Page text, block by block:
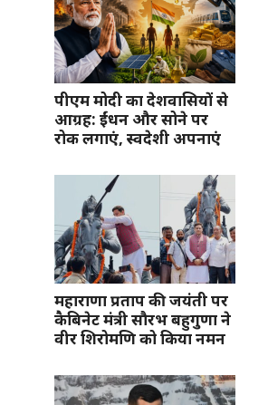
पीएम मोदी का देशवासियों से
आग्रह: ईंधन और सोने पर
रोक लगाएं, स्वदेशी अपनाएं
महाराणा प्रताप की जयंती पर
कैबिनेट मंत्री सौरभ बहुगुणा ने
वीर शिरोमणि को किया नमन